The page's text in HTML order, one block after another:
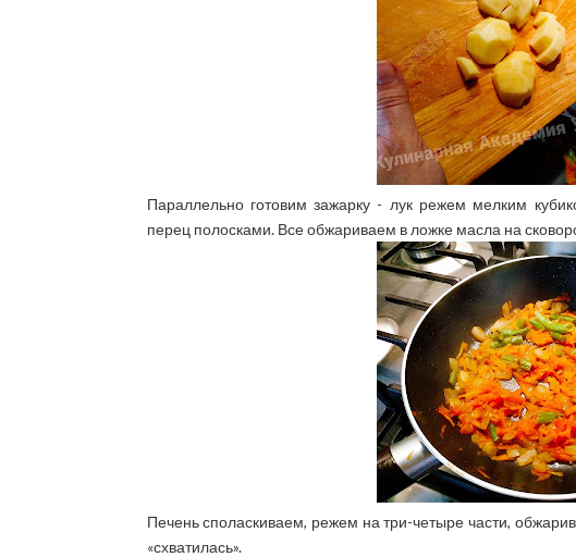
Параллельно готовим зажарку - лук режем мелким
перец полосками. Все обжариваем в ложке масла на
Печень споласкиваем, режем на три-четыре части,
«схватилась».